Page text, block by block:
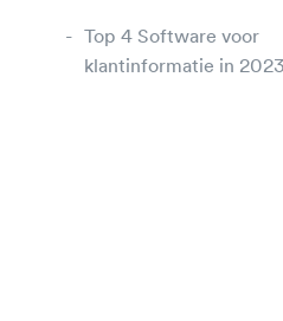
Top 4 Software voor
klantinformatie in 2023